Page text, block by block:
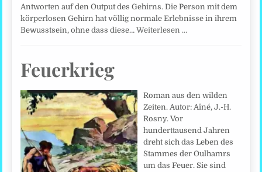
Antworten auf den Output des Gehirns. Die Person mit dem
körperlosen Gehirn hat völlig normale Erlebnisse in ihrem
Bewusstsein, ohne dass diese…Weiterlesen …
Feuerkrieg
Roman aus den wilden
Zeiten. Autor: Aîné, J.-H.
Rosny. Vor
hunderttausend Jahren
dreht sich das Leben des
Stammes der Oulhamrs
um das Feuer. Sie sind